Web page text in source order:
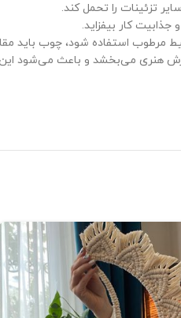
تزئینات را تحمل کند.
کار بیفزاید.
مرطوب استفاده شود، چوب باید
هنری می‌بخشد و باعث می‌شود این